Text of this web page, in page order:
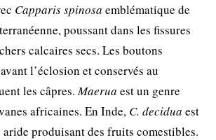
Capparis spinosa emblématique de
poussant dans les fissures
calcaires secs. Les boutons
l’éclosion et conservés au
les câpres.Maerua est un genre
africaines. En Inde, C. decidua est
aride produisant des fruits comestibles.